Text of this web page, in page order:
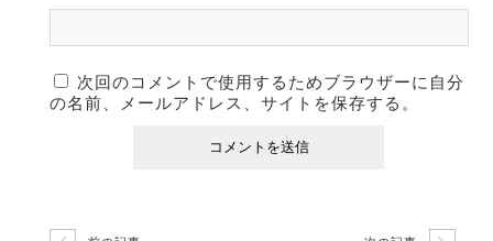
次回のコメントで使用するためブラウザーに自分
の名前、メールアドレス、サイトを保存する。